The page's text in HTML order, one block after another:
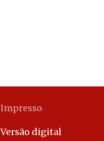
Impresso
Versão digital